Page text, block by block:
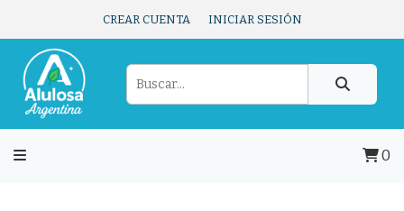
CREAR CUENTA INICIAR SESIÓN
0